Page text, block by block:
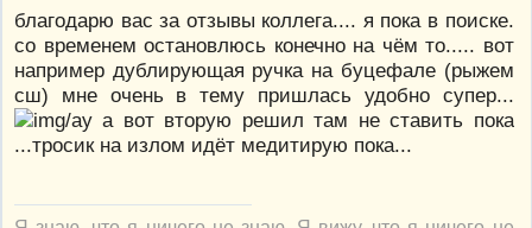
благодарю вас за отзывы коллега.... я пока в поиске.
со временем остановлюсь конечно на чём то..... вот
например дублирующая ручка на буцефале (рыжем
сш) мне очень в тему пришлась удобно супер...
а вот вторую решил там не ставить пока
...тросик на излом идёт медитирую пока...